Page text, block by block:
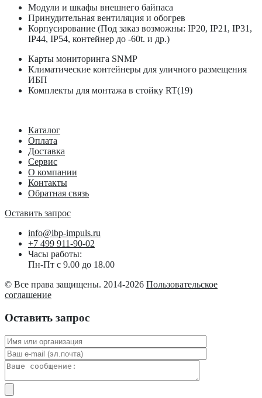
Модули и шкафы внешнего байпаса
Принудительная вентиляция и обогрев
Корпусирование (Под заказ возможны: IP20, IP21, IP31,
IP44, IP54, контейнер до -60t. и др.)
Карты мониторинга SNMP
Климатические контейнеры для уличного размещения
ИБП
Комплекты для монтажа в стойку RT(19)
Каталог
Оплата
Доставка
Сервис
О компании
Контакты
Обратная связь
Оставить запрос
info@ibp-impuls.ru
+7 499 911-90-02
Часы работы:
Пн-Пт с 9.00 до 18.00
© Все права защищены. 2014-2026 Пользовательское
соглашение
Оставить запрос